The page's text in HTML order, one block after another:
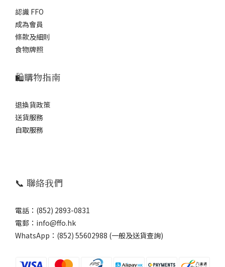
認識 FFO
成為會員
條款及細則
食物牌照
🛍️購物指南
退換貨政策
送貨服務
自取服務
📞 聯絡我們
電話：(852) 2893-0831
電郵：info@ffo.hk
WhatsApp： (852) 55602988 (一般及送貨查詢)